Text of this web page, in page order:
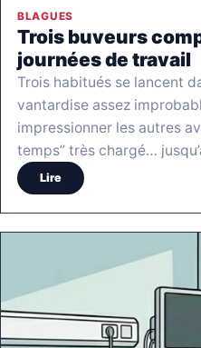
BLAGUES
Trois buveurs
journées de travail
Trois habitués se lancent
vantardise assez
impressionner les autres
temps” très chargé…
Lire